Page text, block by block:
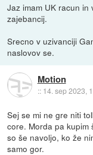
Jaz imam UK racun in
zajebancij.
Srecno v uzivanciji
naslovov se.
Motion
:: 14. sep 2023,
Sej se mi ne gre niti
core. Morda pa kupim
so še navoljo, ko že
samo gor.